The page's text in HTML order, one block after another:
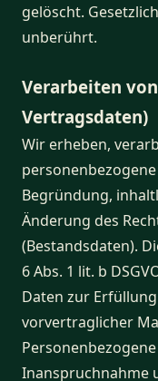
gelöscht.
unberührt.
Verarbeiten
Vertragsdaten)
Wir erheben,
Begründung,
Änderung des
(Bestandsdaten).
6 Abs. 1 lit. b
Daten zur
vorvertraglicher
Inanspruchnahme